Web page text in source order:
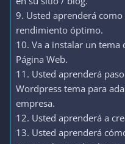
9. Usted aprenderá
rendimiento óptimo.
10. Va a instalar un tema
Página Web.
11. Usted aprenderá
Wordpress tema para
empresa.
12. Usted aprenderá a
13. Usted aprenderá